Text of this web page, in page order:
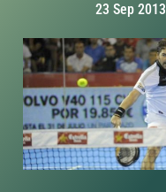
23 Sep 2013